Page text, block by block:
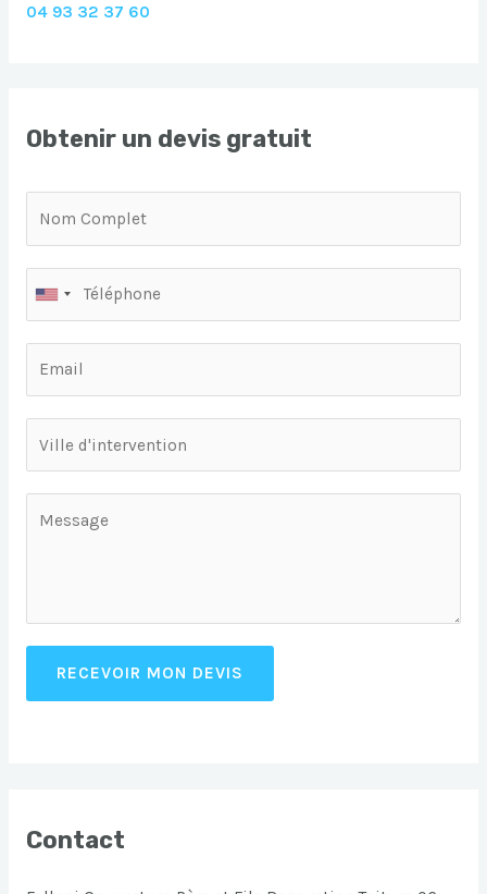
04 93 32 37 60
Obtenir un devis gratuit
RECEVOIR MON DEVIS
Contact